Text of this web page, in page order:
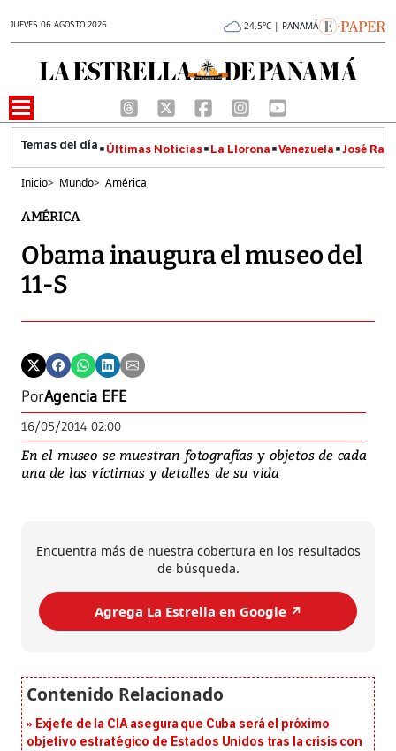
JUEVES 06 AGOSTO 2026 24.5°C | PANAMÁ
Últimas Noticias La Llorona Venezuela José
Inicio> Mundo> América
AMÉRICA
Obama inaugura el museo del
11-S
PorAgencia EFE
16/05/2014 02:00
En el museo se muestran fotografías y objetos de cada
una de las víctimas y detalles de su vida
Encuentra más de nuestra cobertura en los resultados
de búsqueda.
Agrega La Estrella en Google ↗️
Exjefe de la CIA asegura que Cuba será el próximo
objetivo estratégico de Estados Unidos tras la crisis con